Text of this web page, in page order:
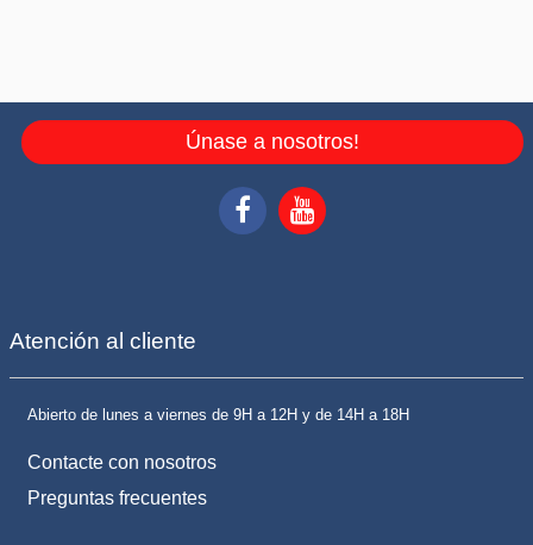
Únase a nosotros!
Atención al cliente
Abierto de lunes a viernes de 9H a 12H y de 14H a 18H
Contacte con nosotros
Preguntas frecuentes